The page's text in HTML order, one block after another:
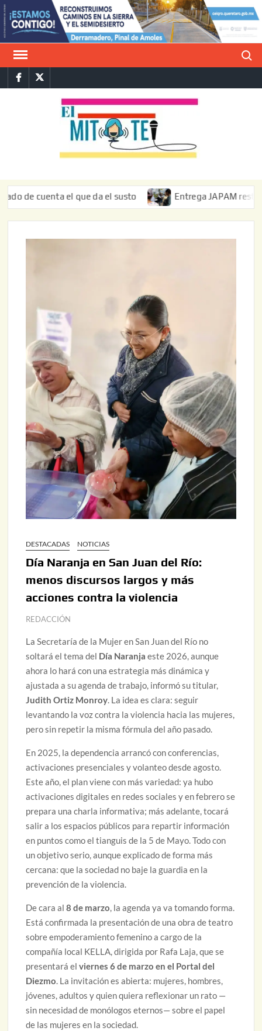
Saltar
al
contenido
FacebookTwitter
el que da el susto Entrega JAPAM restauración
DESTACADAS NOTICIAS
Día Naranja en San Juan del Río:
menos discursos largos y más
acciones contra la violencia
REDACCIÓN
La Secretaría de la Mujer en San Juan del Río no
soltará el tema del Día Naranja este 2026, aunque
ahora lo hará con una estrategia más dinámica y
ajustada a su agenda de trabajo, informó su titular,
Judith Ortiz Monroy. La idea es clara: seguir
levantando la voz contra la violencia hacia las mujeres,
pero sin repetir la misma fórmula del año pasado.
En 2025, la dependencia arrancó con conferencias,
activaciones presenciales y volanteo desde agosto.
Este año, el plan viene con más variedad: ya hubo
activaciones digitales en redes sociales y en febrero se
prepara una charla informativa; más adelante, tocará
salir a los espacios públicos para repartir información
en puntos como el tianguis de la 5 de Mayo. Todo con
un objetivo serio, aunque explicado de forma más
cercana: que la sociedad no baje la guardia en la
prevención de la violencia.
De cara al8 de marzo, la agenda ya va tomando forma.
Está confirmada la presentación de una obra de teatro
sobre empoderamiento femenino a cargo de la
compañía local KELLA, dirigida por Rafa Laja, que se
presentará elviernes 6 de marzo en el Portal del
Diezmo. La invitación es abierta: mujeres, hombres,
jóvenes, adultos y quien quiera reflexionar un rato —
sin necesidad de monólogos eternos— sobre el papel
de las mujeres en la sociedad.